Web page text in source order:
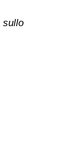
sullo